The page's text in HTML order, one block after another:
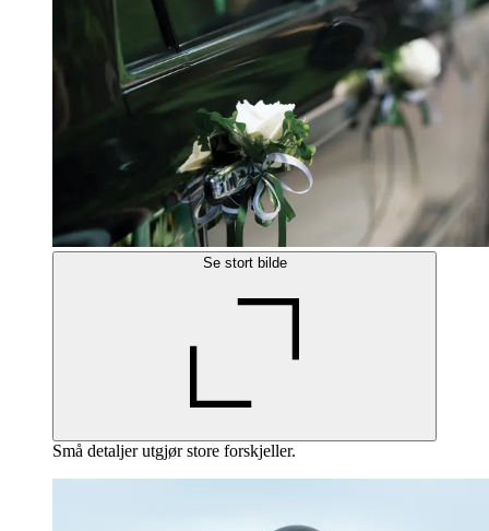
Se stort bilde
Små detaljer utgjør store forskjeller.